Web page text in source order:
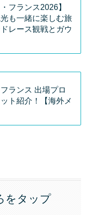
フランス2026】
も一緒に楽しむ旅
レース観戦とガウ
ランス 出場プロ
ト紹介！【海外メ
をタップ